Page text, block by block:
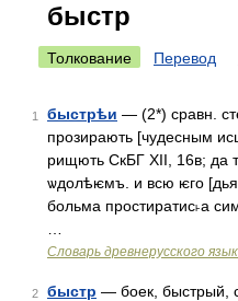
быстр
Толкование Перевод
1 быстрѣи — (2*) сравн.
прозирають [чудесным
рищють СкБГ XII, 16в; да
ѡдолѣѥмъ. и всю ѥго
больма простиратис˫а
Словарь древнерусского
2 быстр — боек, быстрый,